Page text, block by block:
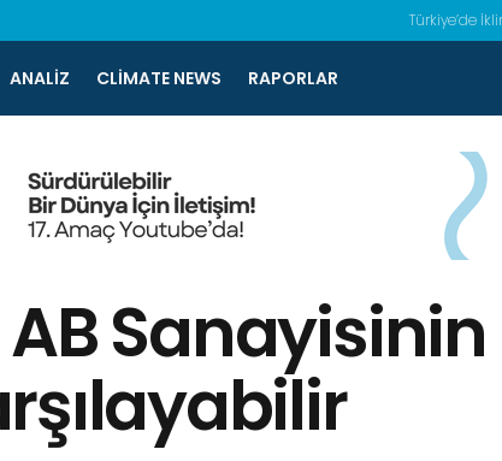
Türkiye’de
ANALIZ CLIMATE NEWS RAPORLAR